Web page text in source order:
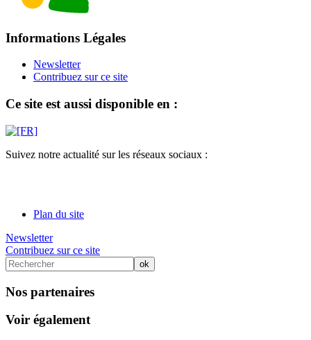
Informations Légales
Newsletter
Contribuez sur ce site
Ce site est aussi disponible en :
Suivez notre actualité sur les réseaux sociaux :
Plan du site
Newsletter
Contribuez sur ce site
Nos partenaires
Voir également